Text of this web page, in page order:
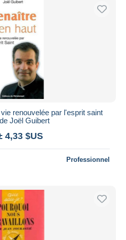
renouvelée par l'esprit saint
Joël Guibert
4,33 $US
Professionnel